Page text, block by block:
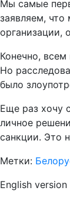
Мы самые
заявляем,
организации,
Конечно,
Но
было
Еще раз хочу
личное
санкции. Это
Метки:
English